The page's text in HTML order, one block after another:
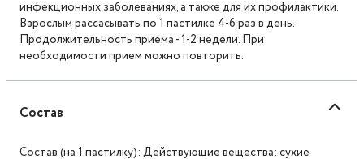
инфекционных заболеваниях, а также для их профилактики.
Взрослым рассасывать по 1 пастилке 4-6 раз в день.
Продолжительность приема - 1-2 недели. При
необходимости прием можно повторить.
Состав
Состав (на 1 пастилку): Действующие вещества: сухие